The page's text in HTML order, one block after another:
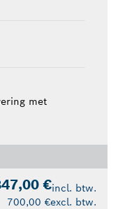
met
€incl. btw.
700,00 €excl. btw.